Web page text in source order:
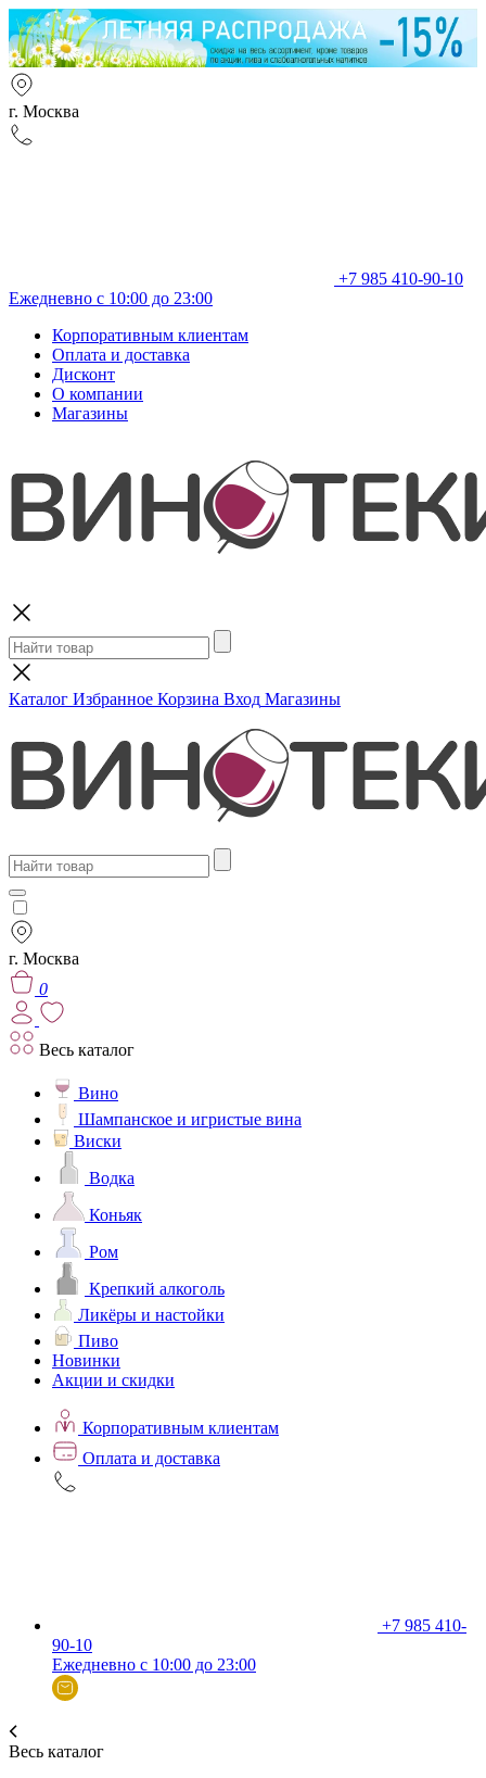
г. Москва
+7 985 410-90-10
Ежедневно с 10:00 до 23:00
Корпоративным клиентам
Оплата и доставка
Дисконт
О компании
Магазины
Каталог Избранное Корзина Вход Магазины
г. Москва
0
Весь каталог
Вино
Шампанское и игристые вина
Виски
Водка
Коньяк
Ром
Крепкий алкоголь
Ликёры и настойки
Пиво
Новинки
Акции и скидки
Корпоративным клиентам
Оплата и доставка
+7 985 410-
90-10
Ежедневно с 10:00 до 23:00
Весь каталог